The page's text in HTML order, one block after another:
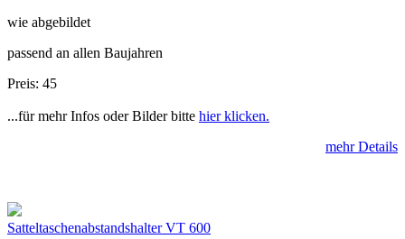
wie abgebildet
passend an allen Baujahren
Preis: 45
...für mehr Infos oder Bilder bitte hier klicken.
mehr Details
Satteltaschenabstandshalter VT 600